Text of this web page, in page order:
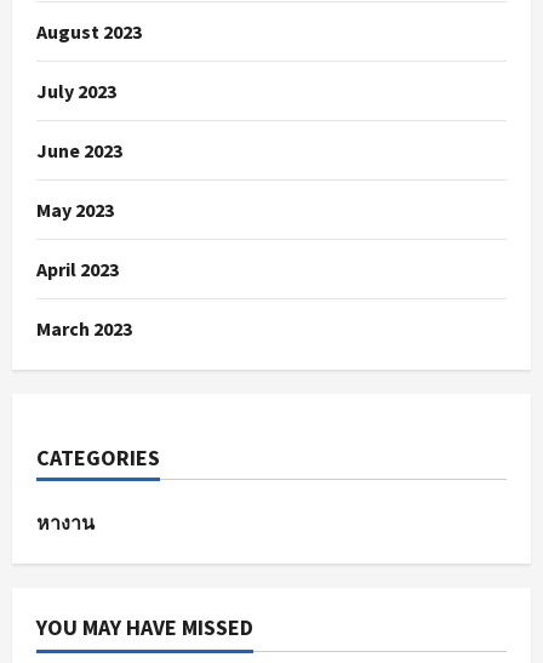
August 2023
July 2023
June 2023
May 2023
April 2023
March 2023
CATEGORIES
หางาน
YOU MAY HAVE MISSED